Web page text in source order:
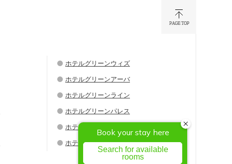
ホテルグリーンウィズ
ホテルグリーンアーバ
ホテルグリーンライン
ホテルグリーンパレス
ホテルグリーンシティ
ホテルグリーンウエル